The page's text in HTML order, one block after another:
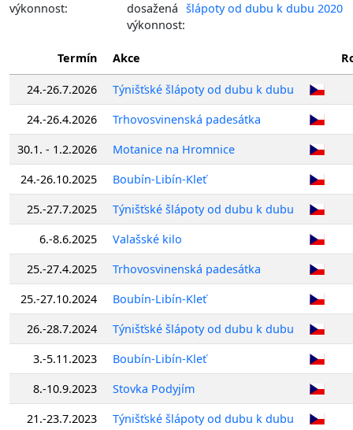
výkonnost:
dosažená
výkonnost:
šlápoty od dubu k dubu 2020
Termín Akce
24.-26.7.2026
Týnišťské šlápoty od dubu k dubu
24.-26.4.2026
Trhovosvinenská padesátka
30.1. - 1.2.2026
Motanice na Hromnice
24.-26.10.2025
Boubín-Libín-Kleť
25.-27.7.2025
Týnišťské šlápoty od dubu k dubu
6.-8.6.2025
Valašské kilo
25.-27.4.2025
Trhovosvinenská padesátka
25.-27.10.2024
Boubín-Libín-Kleť
26.-28.7.2024
Týnišťské šlápoty od dubu k dubu
3.-5.11.2023
Boubín-Libín-Kleť
8.-10.9.2023
Stovka Podyjím
21.-23.7.2023
Týnišťské šlápoty od dubu k dubu